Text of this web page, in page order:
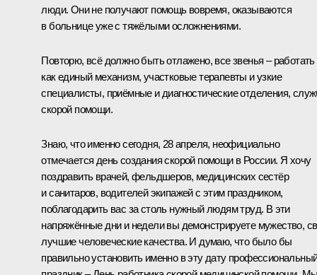
люди. Они не получают помощь вовремя, оказываются
в больнице уже с тяжёлыми осложнениями.
Повторю, всё должно быть отлажено, все звенья – работать
как единый механизм, участковые терапевты и узкие
специалисты, приёмные и диагностические отделения,
скорой помощи.
Знаю, что именно сегодня, 28 апреля, неофициально
отмечается день создания скорой помощи в России. Я хочу
поздравить врачей, фельдшеров, медицинских сестёр
и санитаров, водителей экипажей с этим праздником,
поблагодарить вас за столь нужный людям труд. В эти
напряжённые дни и недели вы демонстрируете мужество,
лучшие человеческие качества. И думаю, что было бы
правильно установить именно в эту дату